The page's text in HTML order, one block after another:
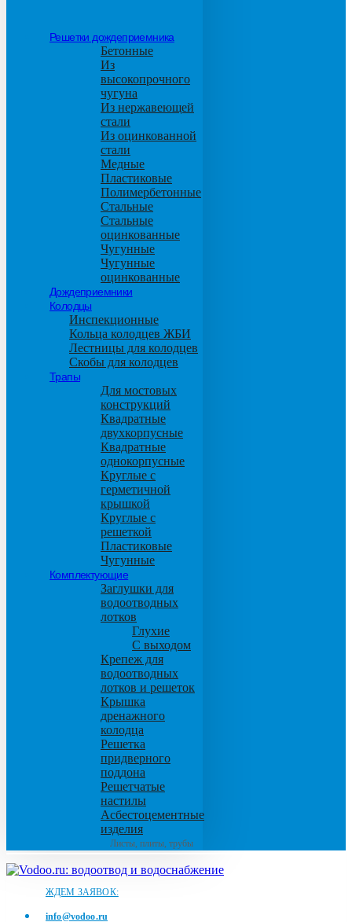
Решетки дождеприемника
Бетонные
Из
высокопрочного
чугуна
Из нержавеющей
стали
Из оцинкованной
стали
Медные
Пластиковые
Полимербетонные
Стальные
Стальные
оцинкованные
Чугунные
Чугунные
оцинкованные
Дождеприемники
Колодцы
Инспекционные
Кольца колодцев ЖБИ
Лестницы для колодцев
Скобы для колодцев
Трапы
Для мостовых
конструкций
Квадратные
двухкорпусные
Квадратные
однокорпусные
Круглые с
герметичной
крышкой
Круглые с
решеткой
Пластиковые
Чугунные
Комплектующие
Заглушки для
водоотводных
лотков
Глухие
С выходом
Крепеж для
водоотводных
лотков и решеток
Крышка
дренажного
колодца
Решетка
придверного
поддона
Решетчатые
настилы
Асбестоцементные
изделия
Листы, плиты, трубы
ЖДЕМ ЗАЯВОК:
info@vodoo.ru